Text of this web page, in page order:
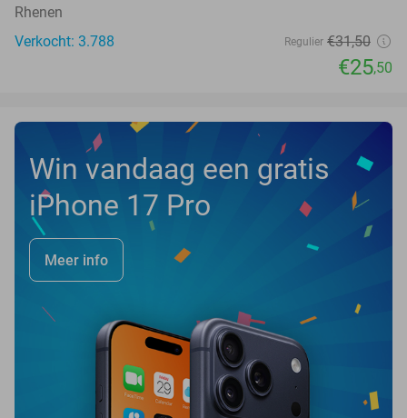
Rhenen
Verkocht: 3.788
Regulier €31,50
€25,50
Win vandaag een gratis
iPhone 17 Pro
Meer info